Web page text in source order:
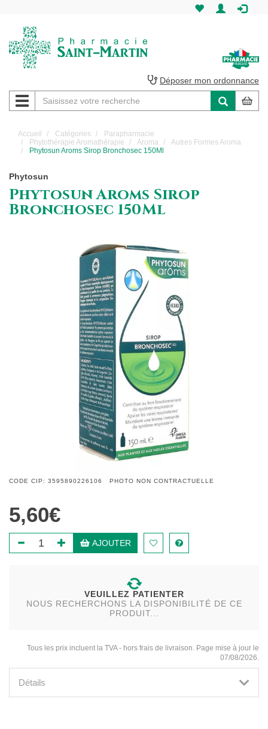
Martin
Pharmacie
Saint-
Martin
Déposer mon ordonnance
Navigation
Accueil Catégories
Parapharmacie
Phytothérapie Aromathérapie
Aroma
Autres Formes Aroma
Phytosun Aroms Sirop Bronchosec 150Ml
Phytosun
Phytosun Aroms Sirop
Bronchosec 150Ml
CODE CIP: 3595890226106 PHOTO NON CONTRACTUELLE
5,60€
AJOUTER
VEUILLEZ PATIENTER
NOUS RECHERCHONS LA DISPONIBILITÉ DE CE
PRODUIT...
Tous les prix incluent la TVA - hors frais de livraison. Page mise à jour le
07/08/2026.
Détails